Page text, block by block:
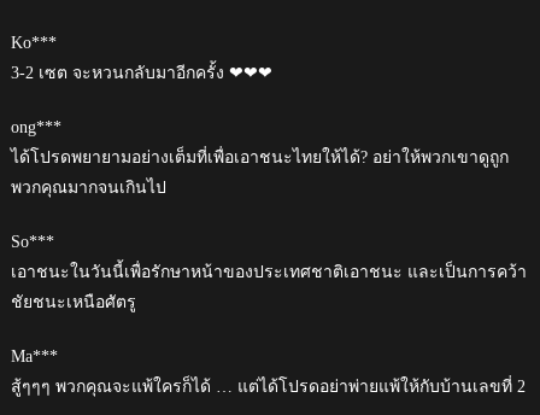
Ko***
3-2 เซต จะหวนกลับมาอีกครั้ง ❤❤❤
ong***
ได้โปรดพยายามอย่างเต็มที่เพื่อเอาชนะไทยให้ได้? อย่าให้พวกเขาดูถูก
พวกคุณมากจนเกินไป
So***
เอาชนะในวันนี้เพื่อรักษาหน้าของประเทศชาติเอาชนะ และเป็นการคว้า
ชัยชนะเหนือศัตรู
Ma***
สู้ๆๆๆ พวกคุณจะแพ้ใครก็ได้ … แต่ได้โปรดอย่าพ่ายแพ้ให้กับบ้านเลขที่ 2